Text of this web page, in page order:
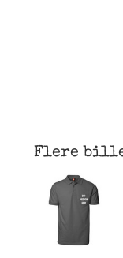
Flere